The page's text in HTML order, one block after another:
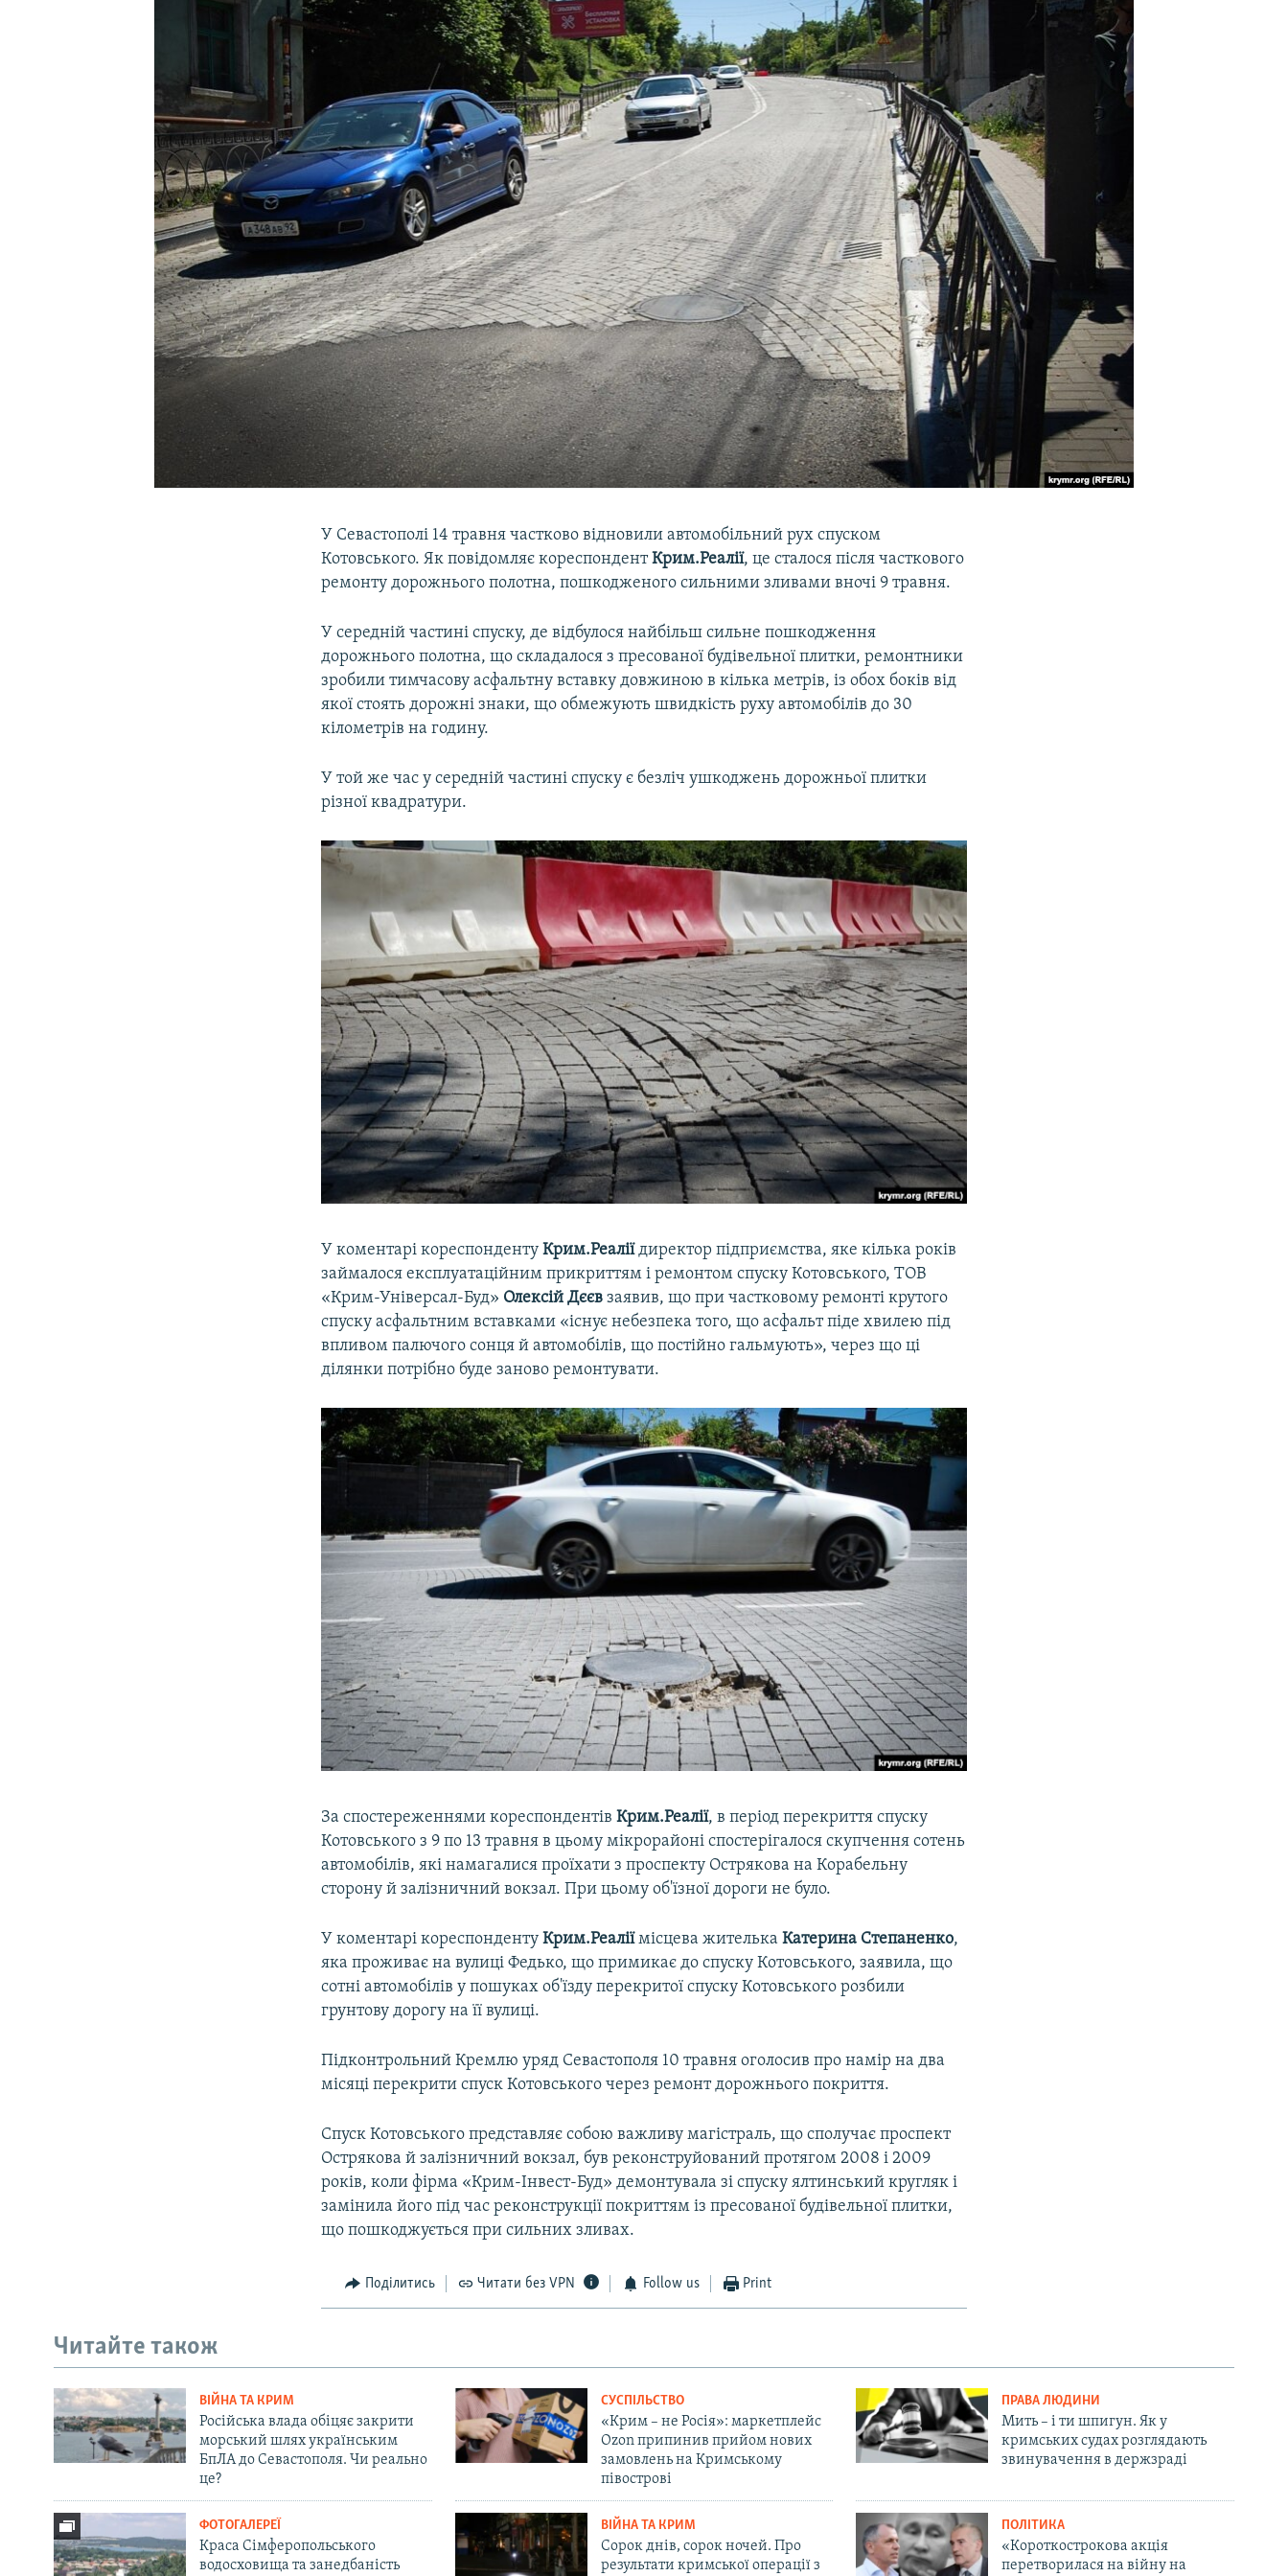
У Севастополі 14 травня частково відновили автомобільний рух спуском
Котовського. Як повідомляє кореспондентКрим.Реалії, це сталося після часткового
ремонту дорожнього полотна, пошкодженого сильними зливами вночі 9 травня.
У середній частині спуску, де відбулося найбільш сильне пошкодження
дорожнього полотна, що складалося з пресованої будівельної плитки, ремонтники
зробили тимчасову асфальтну вставку довжиною в кілька метрів, із обох боків від
якої стоять дорожні знаки, що обмежують швидкість руху автомобілів до 30
кілометрів на годину.
У той же час у середній частині спуску є безліч ушкоджень дорожньої плитки
різної квадратури.
У коментарі кореспондентуКрим.Реаліїдиректор підприємства, яке кілька років
займалося експлуатаційним прикриттям і ремонтом спуску Котовського, ТОВ
«Крим-Універсал-Буд» Олексій Дєєв заявив, що при частковому ремонті крутого
спуску асфальтним вставками «існує небезпека того, що асфальт піде хвилею під
впливом палючого сонця й автомобілів, що постійно гальмують», через що ці
ділянки потрібно буде заново ремонтувати.
За спостереженнями кореспондентівКрим.Реалії, в період перекриття спуску
Котовського з 9 по 13 травня в цьому мікрорайоні спостерігалося скупчення сотень
автомобілів, які намагалися проїхати з проспекту Острякова на Корабельну
сторону й залізничний вокзал. При цьому об'їзної дороги не було.
У коментарі кореспондентуКрим.Реаліїмісцева жителькаКатерина Степаненко,
яка проживає на вулиці Федько, що примикає до спуску Котовського, заявила, що
сотні автомобілів у пошуках об'їзду перекритої спуску Котовського розбили
грунтову дорогу на її вулиці.
Підконтрольний Кремлю уряд Севастополя 10 травня оголосив про намір на два
місяці перекрити спуск Котовського через ремонт дорожнього покриття.
Спуск Котовського представляє собою важливу магістраль, що сполучає проспект
Острякова й залізничний вокзал, був реконструйований протягом 2008 і 2009
років, коли фірма «Крим-Інвест-Буд» демонтувала зі спуску ялтинський кругляк і
замінила його під час реконструкції покриттям із пресованої будівельної плитки,
що пошкоджується при сильних зливах.
Поділитись Читати без VPN Follow us Print
Читайте також
ВІЙНА ТА КРИМ
Російська влада обіцяє закрити
морський шлях українським
БпЛА до Севастополя. Чи реально
це?
СУСПІЛЬСТВО
«Крим – не Росія»: маркетплейс
Ozon припинив прийом нових
замовлень на Кримському
півострові
ПРАВА ЛЮДИНИ
Мить – і ти шпигун. Як у
кримських судах розглядають
звинувачення в держзраді
ФОТОГАЛЕРЕЇ
Краса Сімферопольського
водосховища та занедбаність
ВІЙНА ТА КРИМ
Сорок днів, сорок ночей. Про
результати кримської операції з
ПОЛІТИКА
«Короткострокова акція
перетворилася на війну на